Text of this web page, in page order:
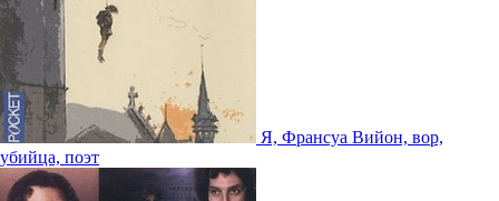
Я, Франсуа Вийон, вор,
убийца, поэт